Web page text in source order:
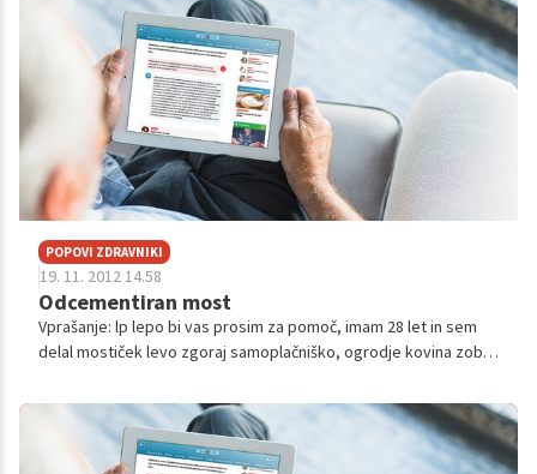
POPOVI ZDRAVNIKI
19. 11. 2012 14.58
Odcementiran most
Vprašanje: lp lepo bi vas prosim za pomoč, imam 28 let in sem
delal mostiček levo zgoraj samoplačniško, ogrodje kovina zobje
pa takole, za...